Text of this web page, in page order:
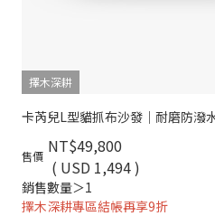
擇木深耕
售價 NT$49,800
( USD 1,494 )
銷售數量＞1
擇木深耕專區結帳再享9折